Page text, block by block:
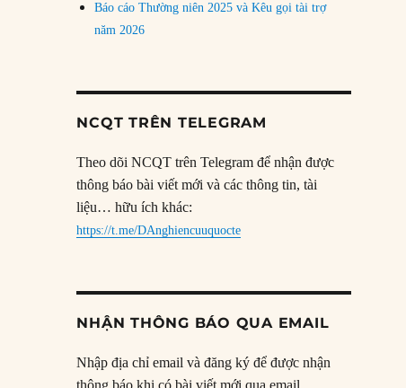
Báo cáo Thường niên 2025 và Kêu gọi tài trợ
năm 2026
NCQT TRÊN TELEGRAM
Theo dõi NCQT trên Telegram để nhận được
thông báo bài viết mới và các thông tin, tài
liệu… hữu ích khác:
https://t.me/DAnghiencuuquocte
NHẬN THÔNG BÁO QUA EMAIL
Nhập địa chỉ email và đăng ký để được nhận